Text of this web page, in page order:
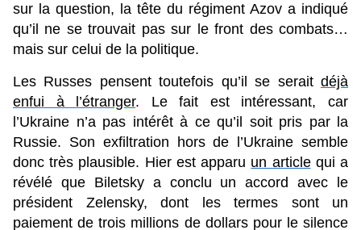
sur la question, la tête du régiment Azov a indiqué
qu’il ne se trouvait pas sur le front des combats…
mais sur celui de la politique.
Les Russes pensent toutefois qu’il se serait déjà
enfui à l’étranger. Le fait est intéressant, car
l’Ukraine n’a pas intérêt à ce qu’il soit pris par la
Russie. Son exfiltration hors de l’Ukraine semble
donc très plausible. Hier est apparu un articlequi a
révélé que Biletsky a conclu un accord avec le
président Zelensky, dont les termes sont un
paiement de trois millions de dollars pour le silence